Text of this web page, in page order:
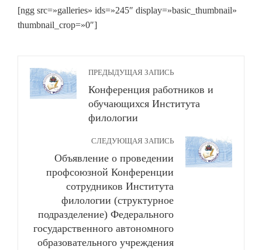
[ngg src=»galleries» ids=»245″ display=»basic_thumbnail»
thumbnail_crop=»0″]
ПРЕДЫДУЩАЯ ЗАПИСЬ
Конференция работников и
обучающихся Института
филологии
СЛЕДУЮЩАЯ ЗАПИСЬ
Объявление о проведении
профсоюзной Конференции
сотрудников Института
филологии (структурное
подразделение) Федерального
государственного автономного
образовательного учреждения